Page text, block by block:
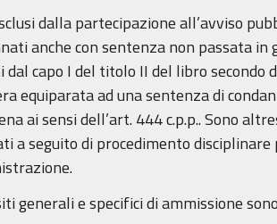
dalla partecipazione all’avviso
anche con sentenza non passata in
dal capo I del titolo II del libro secondo
equiparata ad una sentenza di
ai sensi dell’art. 444 c.p.p.. Sono
a seguito di procedimento disciplinare
generali e specifici di ammissione